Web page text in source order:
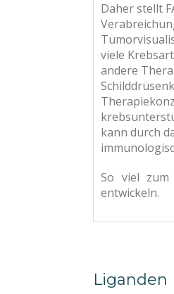
Daher stellt
viele
andere
kann durch
So viel zum
entwickeln.
Liganden